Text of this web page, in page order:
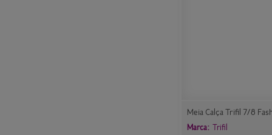
Meia Calça Trifil 7/8
Marca: Trifil